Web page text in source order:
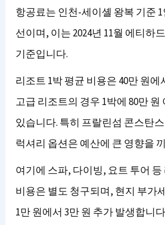
항공료는 인천-세이셸 왕복 기준 1
선이며, 이는 2024년 11월 에티하
기준입니다.
리조트 1박 평균 비용은 40만 원에
고급 리조트의 경우 1박에 80만
있습니다. 특히 프랄린섬 콘스탄
럭셔리 옵션은 예산에 큰 영향을
여기에 스파, 다이빙, 요트 투어
비용은 별도 청구되며, 현지 부가
1만 원에서 3만 원 추가 발생합니